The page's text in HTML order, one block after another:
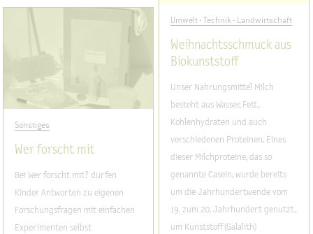
Umwelt - Technik - Landwirtschaft
Weihnachtsschmuck aus
Biokunststoff
Unser Nahrungsmittel Milch
besteht aus Wasser, Fett,
Kohlenhydraten und auch
verschiedenen Proteinen. Eines
dieser Milchproteine, das so
genannte Casein, wurde bereits
um die Jahrhundertwende vom
19. zum 20. Jahrhundert genutzt,
um Kunststoff (Galalith)
Sonstiges
Wer forscht mit
Bei Wer forscht mit? dürfen
Kinder Antworten zu eigenen
Forschungsfragen mit einfachen
Experimenten selbst